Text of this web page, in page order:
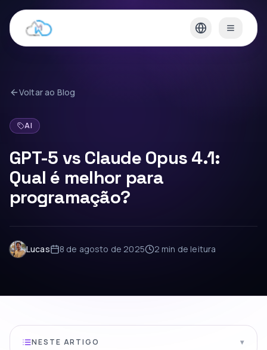
Voltar ao Blog
AI
GPT-5 vs Claude Opus 4.1:
Qual é melhor para
programação?
Lucas 8 de agosto de 2025 2 min de leitura
NESTE ARTIGO ▾